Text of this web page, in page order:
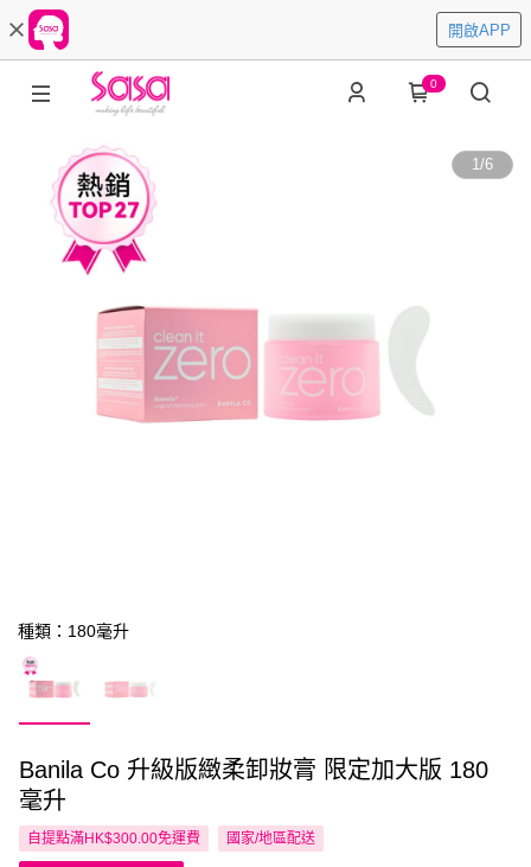
開啟APP
0
1/6
種類：180毫升
Banila Co 升級版緻柔卸妝膏 限定加大版 180
毫升
自提點滿HK$300.00免運費 國家/地區配送